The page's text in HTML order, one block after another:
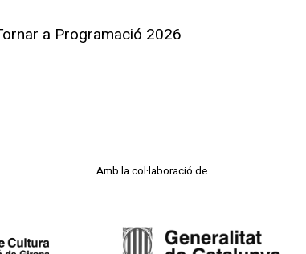
a Programació 2026
Amb la col·laboració de